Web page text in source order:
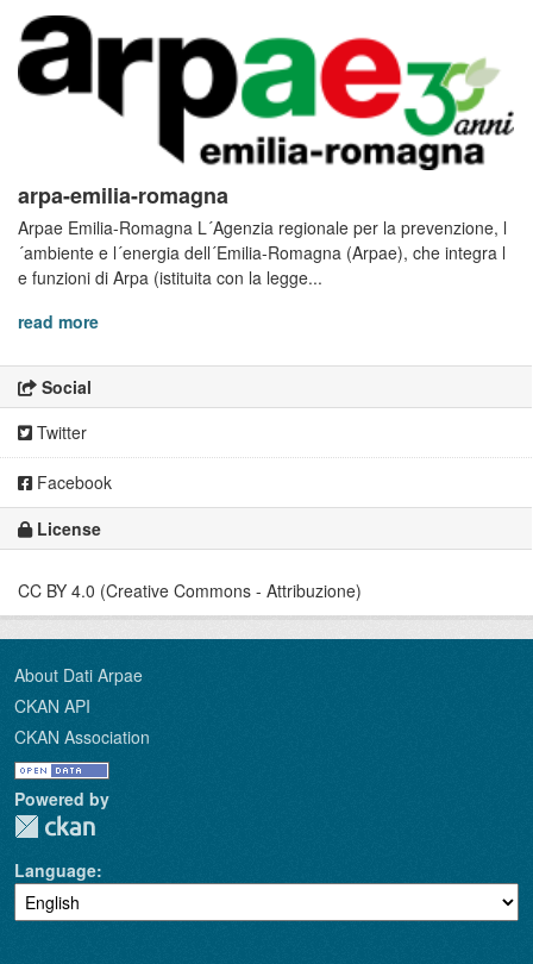
arpa-emilia-romagna
Arpae Emilia-Romagna L´Agenzia regionale per la prevenzione, l
´ambiente e l´energia dell´Emilia-Romagna (Arpae), che integra l
e funzioni di Arpa (istituita con la legge...
read more
Social
Twitter
Facebook
License
CC BY 4.0 (Creative Commons - Attribuzione)
About Dati Arpae
CKAN API
CKAN Association
Powered by
Language